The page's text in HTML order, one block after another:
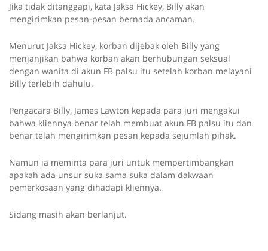
Jika tidak ditanggapi, kata Jaksa Hickey, Billy akan
mengirimkan pesan-pesan bernada ancaman.
Menurut Jaksa Hickey, korban dijebak oleh Billy yang
menjanjikan bahwa korban akan berhubungan seksual
dengan wanita di akun FB palsu itu setelah korban melayani
Billy terlebih dahulu.
Pengacara Billy, James Lawton kepada para juri mengakui
bahwa kliennya benar telah membuat akun FB palsu itu dan
benar telah mengirimkan pesan kepada sejumlah pihak.
Namun ia meminta para juri untuk mempertimbangkan
apakah ada unsur suka sama suka dalam dakwaan
pemerkosaan yang dihadapi kliennya.
Sidang masih akan berlanjut.